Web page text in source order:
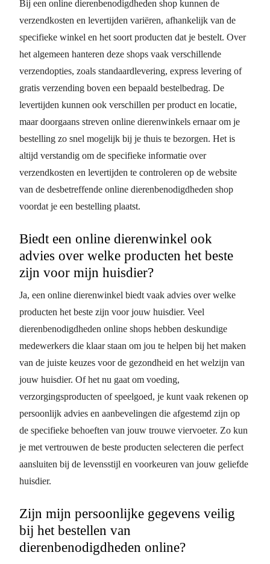
Bij een online dierenbenodigdheden shop kunnen de
verzendkosten en levertijden variëren, afhankelijk van de
specifieke winkel en het soort producten dat je bestelt. Over
het algemeen hanteren deze shops vaak verschillende
verzendopties, zoals standaardlevering, express levering of
gratis verzending boven een bepaald bestelbedrag. De
levertijden kunnen ook verschillen per product en locatie,
maar doorgaans streven online dierenwinkels ernaar om je
bestelling zo snel mogelijk bij je thuis te bezorgen. Het is
altijd verstandig om de specifieke informatie over
verzendkosten en levertijden te controleren op de website
van de desbetreffende online dierenbenodigdheden shop
voordat je een bestelling plaatst.
Biedt een online dierenwinkel ook
advies over welke producten het beste
zijn voor mijn huisdier?
Ja, een online dierenwinkel biedt vaak advies over welke
producten het beste zijn voor jouw huisdier. Veel
dierenbenodigdheden online shops hebben deskundige
medewerkers die klaar staan om jou te helpen bij het maken
van de juiste keuzes voor de gezondheid en het welzijn van
jouw huisdier. Of het nu gaat om voeding,
verzorgingsproducten of speelgoed, je kunt vaak rekenen op
persoonlijk advies en aanbevelingen die afgestemd zijn op
de specifieke behoeften van jouw trouwe viervoeter. Zo kun
je met vertrouwen de beste producten selecteren die perfect
aansluiten bij de levensstijl en voorkeuren van jouw geliefde
huisdier.
Zijn mijn persoonlijke gegevens veilig
bij het bestellen van
dierenbenodigdheden online?